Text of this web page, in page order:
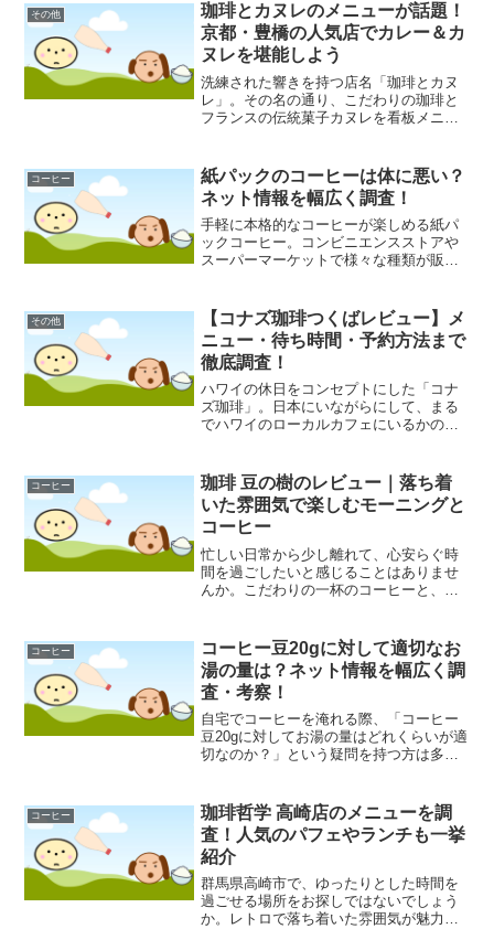
その他
珈琲とカヌレのメニューが話題！
京都・豊橋の人気店でカレー＆カ
ヌレを堪能しよう
洗練された響きを持つ店名「珈琲とカヌ
レ」。その名の通り、こだわりの珈琲と
フランスの伝統菓子カヌレを看板メニュ
京都に店舗を構え、それぞれが独自の魅
力で訪れる人々を温かく迎...
コーヒー
紙パックのコーヒーは体に悪い？
ネット情報を幅広く調査！
手軽に本格的なコーヒーが楽しめる紙パ
ックコーヒー。コンビニエンスストアや
スーパーマーケットで様々な種類が販売
で「紙パックのコーヒーは体に悪いので
は？」といった疑問や不安...
その他
【コナズ珈琲つくばレビュー】メ
ニュー・待ち時間・予約方法まで
徹底調査！
ハワイの休日をコンセプトにした「コナ
ズ珈琲」。日本にいながらにして、まる
でハワイのローカルカフェにいるかのよ
市にもその人気店「コナズ珈琲つくば
店」があり、連日多くのお客...
コーヒー
珈琲 豆の樹のレビュー｜落ち着
いた雰囲気で楽しむモーニングと
コーヒー
忙しい日常から少し離れて、心安らぐ時
間を過ごしたいと感じることはありませ
んか。こだわりの一杯のコーヒーと、美
せん。今回は、そんな特別な時間を提供
してくれる可能性を秘めた「...
コーヒー
コーヒー豆20gに対して適切なお
湯の量は？ネット情報を幅広く調
査・考察！
自宅でコーヒーを淹れる際、「コーヒー
豆20gに対してお湯の量はどれくらいが適
切なのか？」という疑問を持つ方は多い
されるため、適切な分量を知ることは美
味しいコーヒーを淹れ...
コーヒー
珈琲哲学 高崎店のメニューを調
査！人気のパフェやランチも一挙
紹介
群馬県高崎市で、ゆったりとした時間を
過ごせる場所をお探しではないでしょう
か。レトロで落ち着いた雰囲気が魅力の